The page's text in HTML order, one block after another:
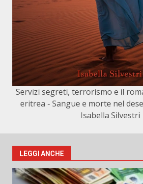
Servizi segreti, terrorismo e il
eritrea - Sangue e morte nel
Isabella Silvestri
LEGGI ANCHE